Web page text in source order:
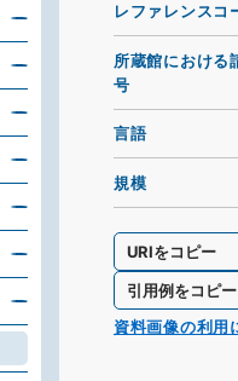
レファレンスコ
所蔵館における
号
言語
規模
URIをコピー
引用例をコピー
資料画像の利用